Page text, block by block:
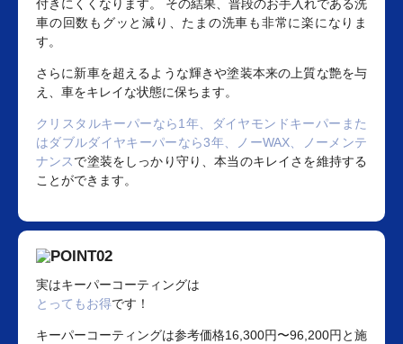
付きにくくなります。 その結果、普段のお手入れである洗
車の回数もグッと減り、たまの洗車も非常に楽になりま
す。
さらに新車を超えるような輝きや塗装本来の上質な艶を与
え、車をキレイな状態に保ちます。
クリスタルキーパーなら1年、ダイヤモンドキーパーまた
はダブルダイヤキーパーなら3年、ノーWAX、ノーメンテ
ナンスで塗装をしっかり守り、本当のキレイさを維持する
ことができます。
実はキーパーコーティングは
とってもお得です！
キーパーコーティングは参考価格16,300円〜96,200円と施